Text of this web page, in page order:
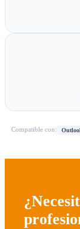
Compatible con: